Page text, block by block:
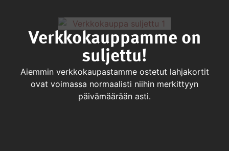
Verkkokauppamme on
suljettu!
Aiemmin verkkokaupastamme ostetut lahjakortit
ovat voimassa normaalisti niihin merkittyyn
päivämäärään asti.